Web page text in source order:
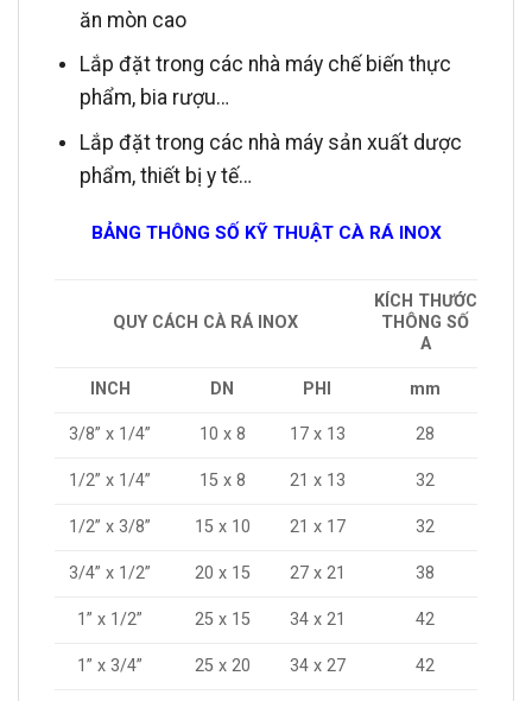
ăn mòn cao
Lắp đặt trong các nhà máy chế biến thực
phẩm, bia rượu…
Lắp đặt trong các nhà máy sản xuất dược
phẩm, thiết bị y tế…
BẢNG THÔNG SỐ KỸ THUẬT CÀ RÁ INOX
QUY CÁCH CÀ RÁ INOX
KÍCH THƯỚC
THÔNG SỐ
A
INCH DN PHI mm
3/8” x 1/4” 10 x 8 17 x 13 28
1/2” x 1/4” 15 x 8 21 x 13 32
1/2” x 3/8” 15 x 10 21 x 17 32
3/4” x 1/2” 20 x 15 27 x 21 38
1” x 1/2” 25 x 15 34 x 21 42
1” x 3/4” 25 x 20 34 x 27 42